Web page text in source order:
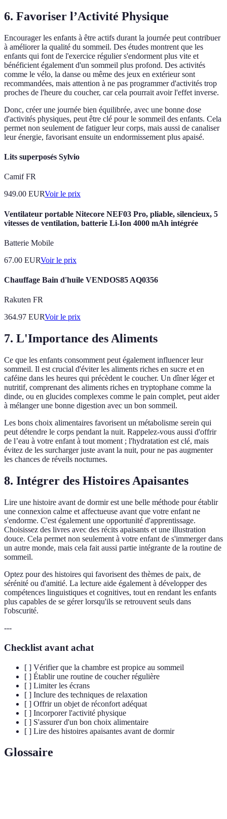
6. Favoriser l’Activité Physique
Encourager les enfants à être actifs durant la journée peut contribuer
à améliorer la qualité du sommeil. Des études montrent que les
enfants qui font de l'exercice régulier s'endorment plus vite et
bénéficient également d'un sommeil plus profond. Des activités
comme le vélo, la danse ou même des jeux en extérieur sont
recommandées, mais attention à ne pas programmer d'activités trop
proches de l'heure du coucher, car cela pourrait avoir l'effet inverse.
Donc, créer une journée bien équilibrée, avec une bonne dose
d'activités physiques, peut être clé pour le sommeil des enfants. Cela
permet non seulement de fatiguer leur corps, mais aussi de canaliser
leur énergie, favorisant ensuite un endormissement plus apaisé.
Lits superposés Sylvio
Camif FR
949.00 EURVoir le prix
Ventilateur portable Nitecore NEF03 Pro, pliable, silencieux, 5
vitesses de ventilation, batterie Li-Ion 4000 mAh intégrée
Batterie Mobile
67.00 EURVoir le prix
Chauffage Bain d'huile VENDOS85 AQ0356
Rakuten FR
364.97 EURVoir le prix
7. L'Importance des Aliments
Ce que les enfants consomment peut également influencer leur
sommeil. Il est crucial d'éviter les aliments riches en sucre et en
caféine dans les heures qui précèdent le coucher. Un dîner léger et
nutritif, comprenant des aliments riches en tryptophane comme la
dinde, ou en glucides complexes comme le pain complet, peut aider
à mélanger une bonne digestion avec un bon sommeil.
Les bons choix alimentaires favorisent un métabolisme serein qui
peut détendre le corps pendant la nuit. Rappelez-vous aussi d'offrir
de l’eau à votre enfant à tout moment ; l'hydratation est clé, mais
évitez de les surcharger juste avant la nuit, pour ne pas augmenter
les chances de réveils nocturnes.
8. Intégrer des Histoires Apaisantes
Lire une histoire avant de dormir est une belle méthode pour établir
une connexion calme et affectueuse avant que votre enfant ne
s'endorme. C'est également une opportunité d'apprentissage.
Choisissez des livres avec des récits apaisants et une illustration
douce. Cela permet non seulement à votre enfant de s'immerger dans
un autre monde, mais cela fait aussi partie intégrante de la routine de
sommeil.
Optez pour des histoires qui favorisent des thèmes de paix, de
sérénité ou d'amitié. La lecture aide également à développer des
compétences linguistiques et cognitives, tout en rendant les enfants
plus capables de se gérer lorsqu'ils se retrouvent seuls dans
l'obscurité.
---
Checklist avant achat
[ ] Vérifier que la chambre est propice au sommeil
[ ] Établir une routine de coucher régulière
[ ] Limiter les écrans
[ ] Inclure des techniques de relaxation
[ ] Offrir un objet de réconfort adéquat
[ ] Incorporer l'activité physique
[ ] S'assurer d'un bon choix alimentaire
[ ] Lire des histoires apaisantes avant de dormir
Glossaire